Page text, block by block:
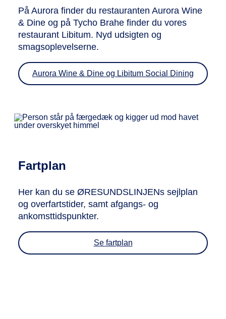
På Aurora finder du restauranten Aurora Wine
& Dine og på Tycho Brahe finder du vores
restaurant Libitum. Nyd udsigten og
smagsoplevelserne.
Aurora Wine & Dine og Libitum Social Dining
Fartplan
Her kan du se ØRESUNDSLINJENs sejlplan
og overfartstider, samt afgangs- og
ankomsttidspunkter.
Se fartplan